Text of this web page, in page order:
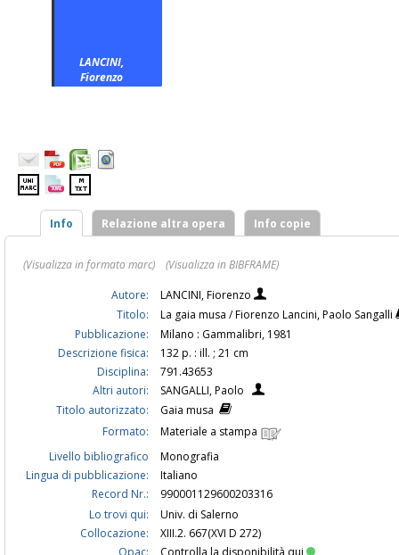
LANCINI,
Fiorenzo
Info Relazione altra opera Info copie
(Visualizza in formato marc)
(Visualizza in BIBFRAME)
Autore:
LANCINI, Fiorenzo
Titolo:
La gaia musa / Fiorenzo Lancini, Paolo Sangalli
Pubblicazione:
Milano : Gammalibri, 1981
Descrizione fisica:
132 p. : ill. ; 21 cm
Disciplina:
791.43653
Altri autori:
SANGALLI, Paolo
Titolo autorizzato:
Gaia musa
Formato:
Materiale a stampa
Livello bibliografico
Monografia
Lingua di pubblicazione:
Italiano
Record Nr.:
990001129600203316
Lo trovi qui:
Univ. di Salerno
Collocazione:
XIII.2. 667(XVI D 272)